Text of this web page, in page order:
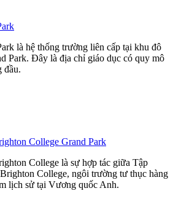
là hệ thống trường liên cấp tại khu đô
Park. Đây là địa chỉ giáo dục có quy mô
đầu.
College Grand Park
College là sự hợp tác giữa Tập
College, ngôi trường tư thục hàng
lịch sử tại Vương quốc Anh.